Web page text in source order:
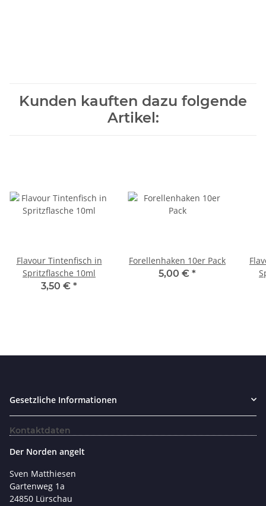
Kunden kauften dazu folgende
Artikel:
Flavour Tintenfisch in
Spritzflasche 10ml
3,50 € *
Forellenhaken 10er Pack
5,00 € *
Gesetzliche Informationen
Kontaktdaten
Der Norden angelt
Sven Matthiesen
Gartenweg 1a
24850 Lürschau